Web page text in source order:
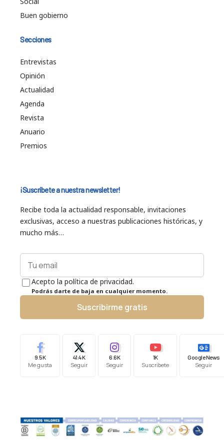
Buen gobierno
Secciones
Entrevistas
Opinión
Actualidad
Agenda
Revista
Anuario
Premios
¡Suscríbete a nuestra newsletter!
Recibe toda la actualidad responsable, invitaciones
exclusivas, acceso a nuestras publicaciones históricas, y
mucho más…
Acepto la política de privacidad.
Podrás darte de baja en cualquier momento.
Suscribirme gratis
9.5K
Me gusta
41.4K
Seguir
6.6K
Seguir
1K
Suscríbete
Google News
Seguir